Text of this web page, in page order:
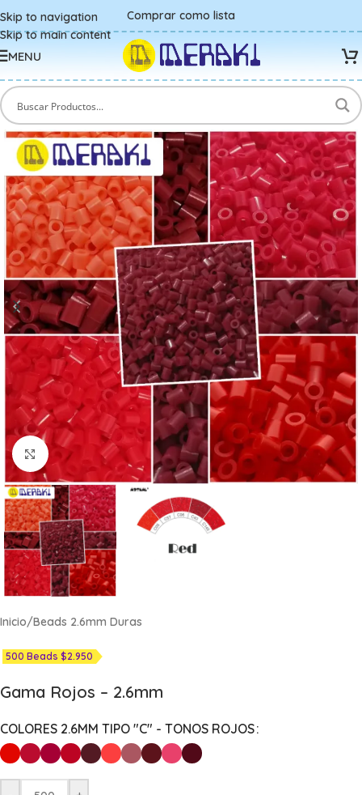
Skip to navigation
Skip to main content
Comprar como lista
MENU
Click to enlarge
Inicio/Beads 2.6mm Duras
500 Beads $2.950
Gama Rojos – 2.6mm
COLORES 2.6MM TIPO "C" - TONOS ROJOS